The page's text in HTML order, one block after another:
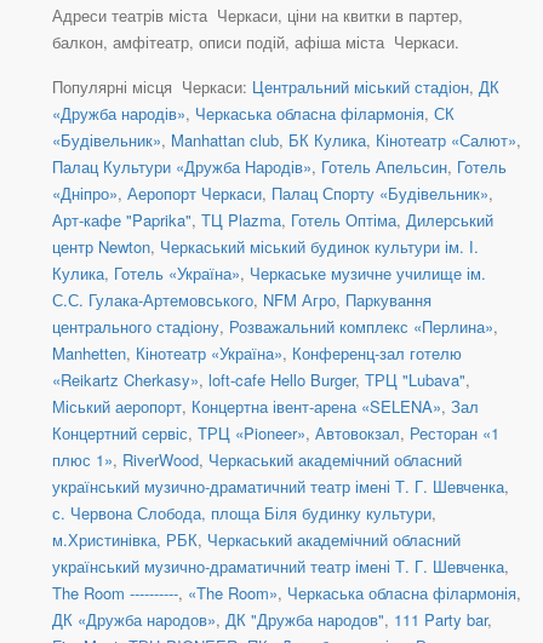
Адреси театрів міста Черкаси, ціни на квитки в партер,
балкон, амфітеатр, описи подій, афіша міста Черкаси.
Популярні місця Черкаси: Центральний міський стадіон, ДК
«Дружба народів», Черкаська обласна філармонія, СК
«Будівельник», Manhattan club, БК Кулика, Кінотеатр «Салют»,
Палац Культури «Дружба Народів», Готель Апельсин, Готель
«Дніпро», Аеропорт Черкаси, Палац Спорту «Будівельник»,
Арт-кафе "Paprika", ТЦ Plazma, Готель Оптіма, Дилерський
центр Newton, Черкаський міський будинок культури ім. І.
Кулика, Готель «Україна», Черкаське музичне училище ім.
С.С. Гулака-Артемовського, NFM Агро, Паркування
центрального стадіону, Розважальний комплекс «Перлина»,
Manhetten, Кінотеатр «Україна», Конференц-зал готелю
«Reikartz Cherkasy», loft-cafe Hello Burger, ТРЦ "Lubava",
Міський аеропорт, Концертна івент-арена «SELENA», Зал
Концертний сервіс, ТРЦ «Pioneer», Автовокзал, Ресторан «1
плюс 1», RiverWood, Черкаський академічний обласний
український музично-драматичний театр імені Т. Г. Шевченка,
с. Червона Слобода, площа Біля будинку культури,
м.Христинівка, РБК, Черкаський академічний обласний
український музично-драматичний театр імені Т. Г. Шевченка,
The Room ----------, «The Room», Черкаська обласна філармонія,
ДК «Дружба народов», ДК "Дружба народов", 111 Party bar,